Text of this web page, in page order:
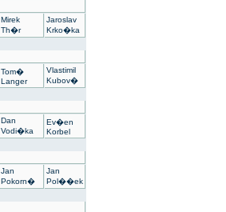
Mirek
Th�r
Jaroslav
Krko�ka
Tom�
Langer
Vlastimil
Kubov�
Dan
Vodi�ka
Ev�en
Korbel
Jan
Pokorn�
Jan
Pol��ek